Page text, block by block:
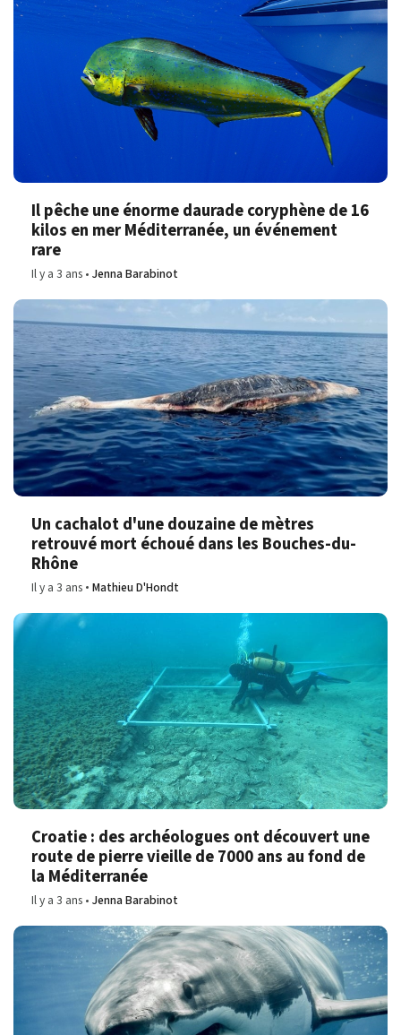
Il pêche une énorme daurade coryphène de 16
kilos en mer Méditerranée, un événement
rare
Il y a 3 ans Jenna Barabinot
Un cachalot d'une douzaine de mètres
retrouvé mort échoué dans les Bouches-du-
Rhône
Il y a 3 ans Mathieu D'Hondt
Croatie : des archéologues ont découvert une
route de pierre vieille de 7000 ans au fond de
la Méditerranée
Il y a 3 ans Jenna Barabinot